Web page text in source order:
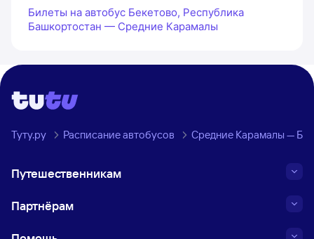
Билеты на автобус Бекетово, Республика
Башкортостан — Средние Карамалы
Туту.ру Расписание автобусов Средние Карамалы —
Путешественникам
Партнёрам